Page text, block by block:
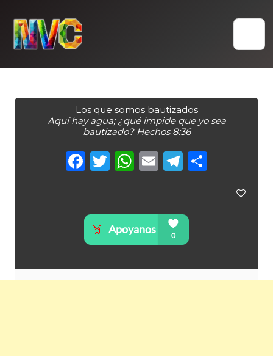
content
Los que somos bautizados
Aquí hay agua; ¿qué impide que yo sea
bautizado? Hechos 8:36
Facebook
Twitter
WhatsApp
Email